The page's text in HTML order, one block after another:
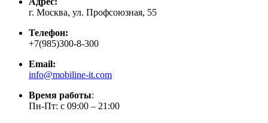
г. Москва, ул. Профсоюзная, 55
Телефон:
+7(985)300-8-300
Email:
info@mobiline-it.com
Время работы:
Пн-Пт: с 09:00 – 21:00